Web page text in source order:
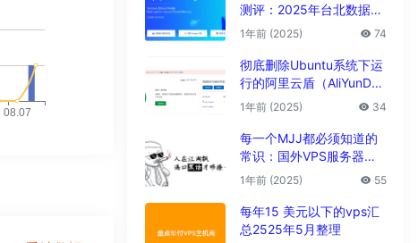
测评：2025年台北数据中
心vps性能与解锁能力全解
1年前 (2025) 74
彻底删除Ubuntu系统下运
行的阿里云盾（AliYunDu
n/Aegis）
1年前 (2025) 34
每一个MJJ都必须知道的
常识：国外VPS服务器圈
子黑话大全
1年前 (2025) 55
每年15 美元以下的vps汇
总2525年5月整理